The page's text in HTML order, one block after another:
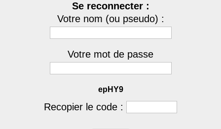
Se reconnecter :
Votre nom (ou pseudo) :
Votre mot de passe
epHY9
Recopier le code :